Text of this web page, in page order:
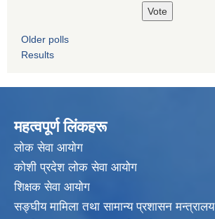
Older polls
Results
महत्वपूर्ण लिंकहरू
लाेक सेवा आयाेग
कोशी प्रदेश लोक सेवा आयोग
शिक्षक सेवा आयाेग
सङ्‍घीय मामिला तथा सामान्य प्रशासन मन्त्रालय